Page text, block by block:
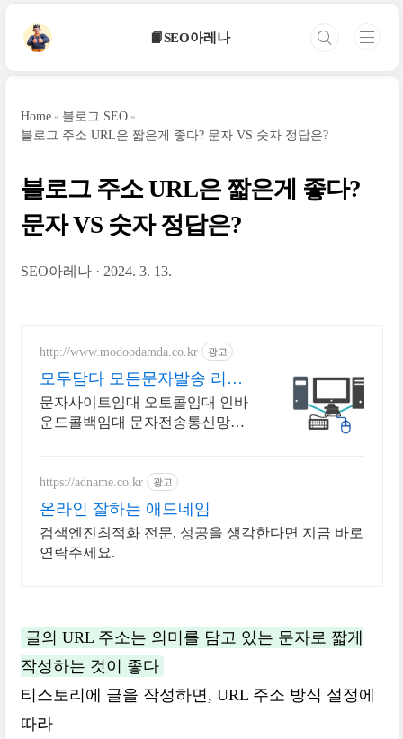
📙SEO아레나
Home
블로그 SEO
블로그 주소 URL은 짧은게 좋다? 문자 VS 숫자 정답은?
블로그 주소 URL은 짧은게 좋다?
문자 VS 숫자 정답은?
SEO아레나 2024. 3. 13.
http://www.modoodamda.co.kr 광고
모두담다 모든문자발송 리서
치 모두담다 문자발송솔루션
임대
문자사이트임대 오토콜임대 인바
운드콜백임대 문자전송통신망임
루션 인바운드콜백 문자발송사이
트 임대 개발
https://adname.co.kr 광고
온라인 잘하는 애드네임
검색엔진최적화 전문, 성공을 생각한다면 지금 바로
연락주세요.
글의 URL 주소는 의미를 담고 있는 문자로 짧게
작성하는 것이 좋다
티스토리에 글을 작성하면, URL 주소 방식 설정에
따라